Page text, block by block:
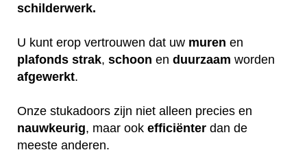
schilderwerk.
U kunt erop vertrouwen dat uw muren en
plafonds strak, schoon en duurzaam worden
afgewerkt.
Onze stukadoors zijn niet alleen precies en
nauwkeurig, maar ook efficiënter dan de
meeste anderen.